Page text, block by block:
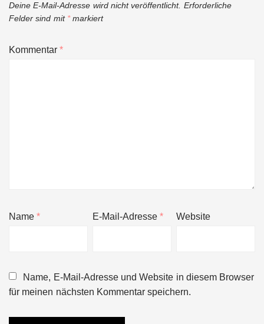
Deine E-Mail-Adresse wird nicht veröffentlicht. Erforderliche
Felder sind mit *markiert
Kommentar*
Name* E-Mail-Adresse* Website
Name, E-Mail-Adresse und Website in diesem Browser
für meinen nächsten Kommentar speichern.